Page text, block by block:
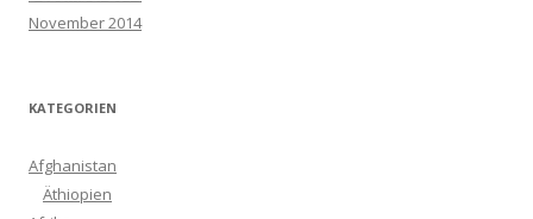
November 2014
KATEGORIEN
Afghanistan
Äthiopien